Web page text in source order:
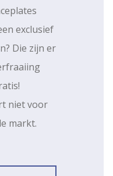
exclusief
Die zijn er
niet voor
markt.